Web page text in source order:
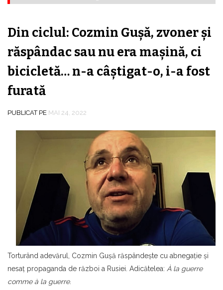
Din ciclul: Cozmin Guşă, zvoner şi
răspândac sau nu era maşină, ci
bicicletă… n-a câştigat-o, i-a fost
furată
PUBLICAT PE MAI 24, 2022
Torturând adevărul, Cozmin Guşă răspândeşte cu abnegaţie şi
nesaţ propaganda de război a Rusiei. Adicătelea: À la guerre
comme à la guerre.